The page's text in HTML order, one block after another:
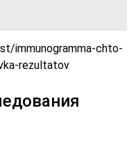
immunogramma-chto-
rezultatov